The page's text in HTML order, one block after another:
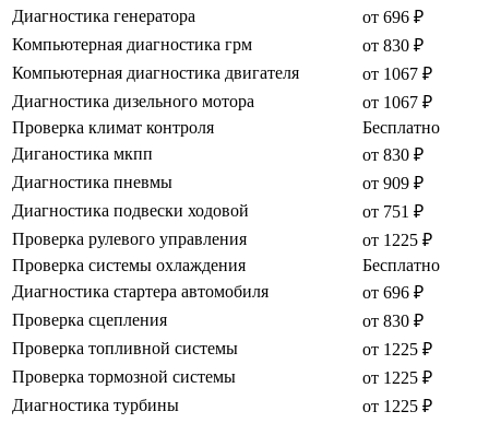
Диагностика генератора
от 696 ₽
Компьютерная диагностика грм
от 830 ₽
Компьютерная диагностика двигателя
от 1067 ₽
Диагностика дизельного мотора
от 1067 ₽
Проверка климат контроля
Бесплатно
Диганостика мкпп
от 830 ₽
Диагностика пневмы
от 909 ₽
Диагностика подвески ходовой
от 751 ₽
Проверка рулевого управления
от 1225 ₽
Проверка системы охлаждения
Бесплатно
Диагностика стартера автомобиля
от 696 ₽
Проверка сцепления
от 830 ₽
Проверка топливной системы
от 1225 ₽
Проверка тормозной системы
от 1225 ₽
Диагностика турбины
от 1225 ₽